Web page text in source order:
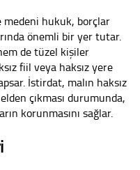
hukuk, borçlar
önemli bir yer tutar.
de tüzel kişiler
fiil veya haksız yere
İstirdat, malın haksız
çıkması durumunda,
korunmasını sağlar.